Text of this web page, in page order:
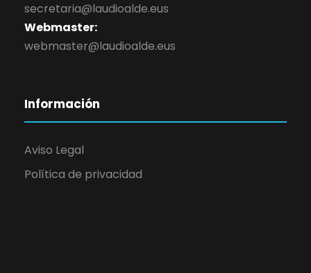
secretaria@laudioalde.eus
Webmaster:
webmaster@laudioalde.eus
Información
Aviso Legal
Política de privacidad